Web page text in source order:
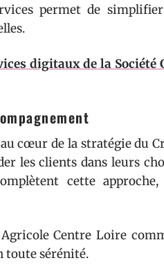
permet de
digitaux de la
cœur de la stratégie du
les clients dans leurs
cette
Centre Loire
toute sérénité.